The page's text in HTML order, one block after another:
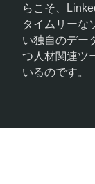
らこそ、
タイムリーな
い独自のデー
つ人材関連ツ
いるのです。